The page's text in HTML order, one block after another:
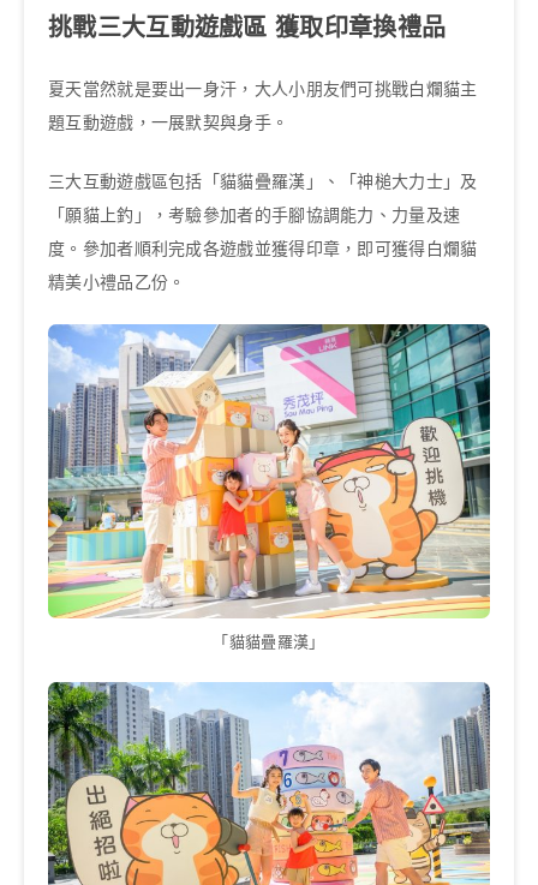
挑戰三大互動遊戲區 獲取印章換禮品
夏天當然就是要出一身汗，大人小朋友們可挑戰白爛貓主
題互動遊戲，一展默契與身手。
三大互動遊戲區包括「貓貓疊羅漢」、「神槌大力士」及
「願貓上釣」，考驗參加者的手腳協調能力、力量及速
度。參加者順利完成各遊戲並獲得印章，即可獲得白爛貓
精美小禮品乙份。
「貓貓疊羅漢」